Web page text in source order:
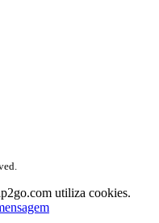
utiliza cookies.